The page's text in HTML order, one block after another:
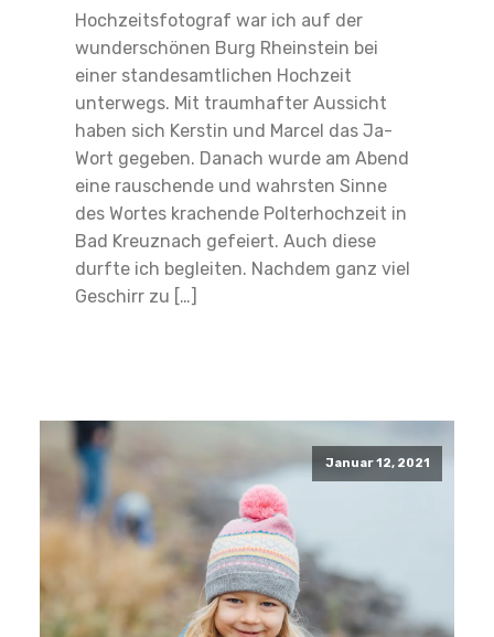
Hochzeitsfotograf war ich auf der
wunderschönen Burg Rheinstein bei
einer standesamtlichen Hochzeit
unterwegs. Mit traumhafter Aussicht
haben sich Kerstin und Marcel das Ja-
Wort gegeben. Danach wurde am Abend
eine rauschende und wahrsten Sinne
des Wortes krachende Polterhochzeit in
Bad Kreuznach gefeiert. Auch diese
durfte ich begleiten. Nachdem ganz viel
Geschirr zu […]
Januar 12, 2021